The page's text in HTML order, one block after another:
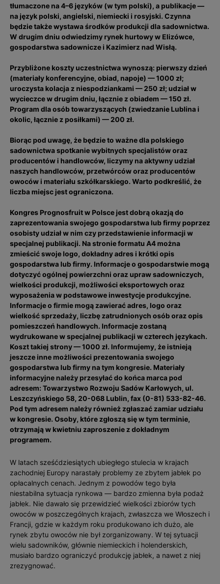
tłumaczone na 4–6 języków (w tym polski), a publikacje —
na język polski, angielski, niemiecki i rosyjski. Czynna
będzie także wystawa środków produkcji dla sadownictwa.
W drugim dniu odwiedzimy rynek hurtowy w Elizówce,
gospodarstwa sadownicze i Kazimierz nad Wisłą.
Przybliżone koszty uczestnictwa wynoszą: pierwszy dzień
(materiały konferencyjne, obiad, napoje) — 1000 zł;
uroczysta kolacja z niespodziankami — 250 zł; udział w
wycieczce w drugim dniu, łącznie z obiadem — 150 zł.
Program dla osób towarzyszących (zwiedzanie Lublina i
okolic, łącznie z posiłkami) — 200 zł.
Biorąc pod uwagę, że będzie to ważne dla polskiego
sadownictwa spotkanie wybitnych specjalistów oraz
producentów i handlowców, liczymy na aktywny udział
naszych handlowców, przetwórców oraz producentów
owoców i materiału szkółkarskiego. Warto podkreślić, że
liczba miejsc jest ograniczona.
Kongres Prognosfruit w Polsce jest dobrą okazją do
zaprezentowania swojego gospodarstwa lub firmy poprzez
osobisty udział w nim czy przedstawienie informacji w
specjalnej publikacji. Na stronie formatu A4 można
zmieścić swoje logo, dokładny adres i krótki opis
gospodarstwa lub firmy. Informacje o gospodarstwie mogą
dotyczyć ogólnej powierzchni oraz upraw sadowniczych,
wielkości produkcji, możliwości eksportowych oraz
wyposażenia w podstawowe inwestycje produkcyjne.
Informacje o firmie mogą zawierać adres, logo oraz
wielkość sprzedaży, liczbę zatrudnionych osób oraz opis
pomieszczeń handlowych. Informacje zostaną
wydrukowane w specjalnej publikacji w czterech językach.
Koszt takiej strony — 1000 zł. Informujemy, że istnieją
jeszcze inne możliwości prezentowania swojego
gospodarstwa lub firmy na tym kongresie. Materiały
informacyjne należy przesyłać do końca marca pod
adresem: Towarzystwo Rozwoju Sadów Karłowych, ul.
Leszczyńskiego 58, 20-068 Lublin, fax (0-81) 533-82-46.
Pod tym adresem należy również zgłaszać zamiar udziału
w kongresie. Osoby, które zgłoszą się w tym terminie,
otrzymają w kwietniu zaproszenie z dokładnym
programem.
W latach sześćdziesiątych ubiegłego stulecia w krajach
zachodniej Europy narastały problemy ze zbytem jabłek po
opłacalnych cenach. Jednym z powodów tego była
niestabilna sytuacja rynkowa — bardzo zmienna była podaż
jabłek. Nie dawało się przewidzieć wielkości zbiorów tych
owoców w poszczególnych krajach, zwłaszcza we Włoszech i
Francji, gdzie w każdym roku produkowano ich dużo, ale
rynek zbytu owoców nie był zorganizowany. W tej sytuacji
wielu sadowników, głównie niemieckich i holenderskich,
musiało bardzo ograniczyć produkcję jabłek, a nawet z niej
zrezygnować.